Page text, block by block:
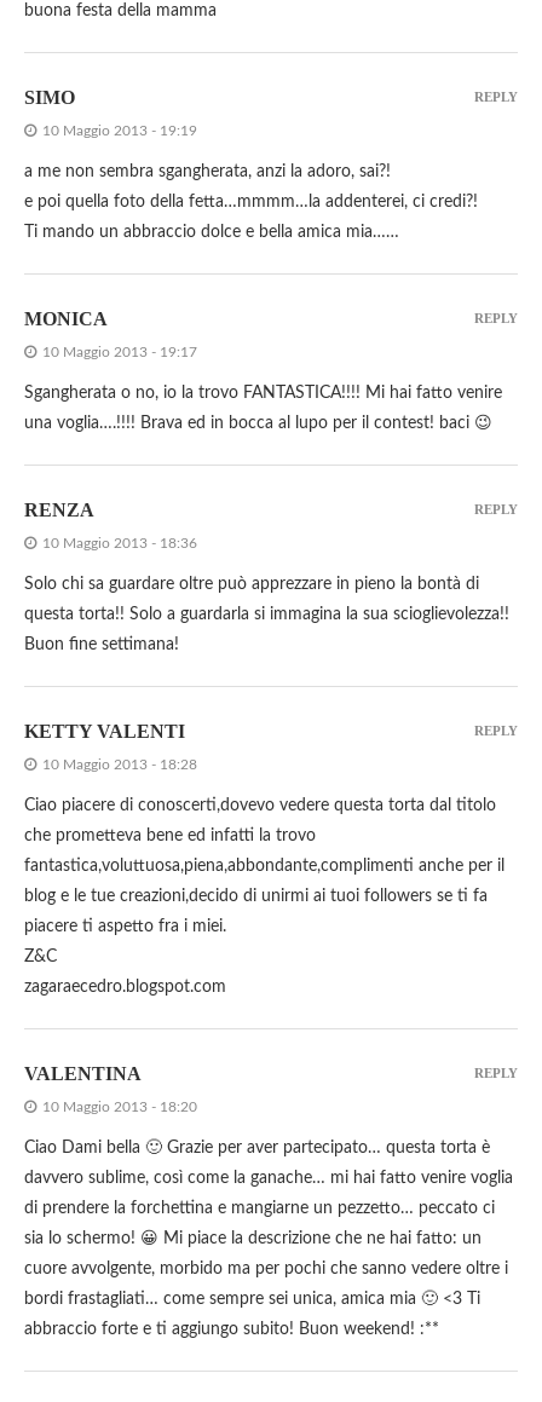
buona festa della mamma
SIMO
10 Maggio 2013 - 19:19
a me non sembra sgangherata, anzi la adoro, sai?!
e poi quella foto della fetta…mmmm…la addenterei, ci credi?!
Ti mando un abbraccio dolce e bella amica mia……
REPLY
MONICA
10 Maggio 2013 - 19:17
Sgangherata o no, io la trovo FANTASTICA!!!! Mi hai fatto venire
una voglia….!!!! Brava ed in bocca al lupo per il contest! baci 😉
REPLY
RENZA
10 Maggio 2013 - 18:36
Solo chi sa guardare oltre può apprezzare in pieno la bontà di
questa torta!! Solo a guardarla si immagina la sua scioglievolezza!!
Buon fine settimana!
REPLY
KETTY VALENTI
10 Maggio 2013 - 18:28
Ciao piacere di conoscerti,dovevo vedere questa torta dal titolo
che prometteva bene ed infatti la trovo
fantastica,voluttuosa,piena,abbondante,complimenti anche per il
blog e le tue creazioni,decido di unirmi ai tuoi followers se ti fa
piacere ti aspetto fra i miei.
Z&C
zagaraecedro.blogspot.com
REPLY
VALENTINA
10 Maggio 2013 - 18:20
Ciao Dami bella 🙂 Grazie per aver partecipato… questa torta è
davvero sublime, così come la ganache… mi hai fatto venire voglia
di prendere la forchettina e mangiarne un pezzetto… peccato ci
sia lo schermo! 😀 Mi piace la descrizione che ne hai fatto: un
cuore avvolgente, morbido ma per pochi che sanno vedere oltre i
bordi frastagliati… come sempre sei unica, amica mia 🙂 <3 Ti
abbraccio forte e ti aggiungo subito! Buon weekend! :**
REPLY